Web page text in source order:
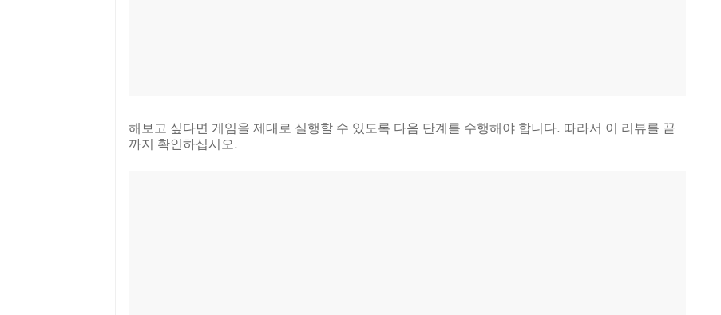
해보고 싶다면 게임을 제대로 실행할 수 있도록 다음 단계를 수행해야 합니다. 따라서 이 리뷰를 끝
까지 확인하십시오.